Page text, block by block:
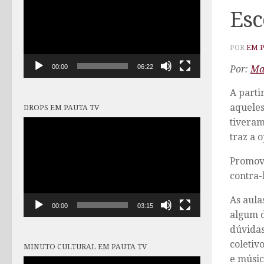
POR EM
Por:
A
traz a
As
algum
e
00:00 06:22
DROPS EM PAUTA TV
00:00 03:15
MINUTO CULTURAL EM PAUTA TV